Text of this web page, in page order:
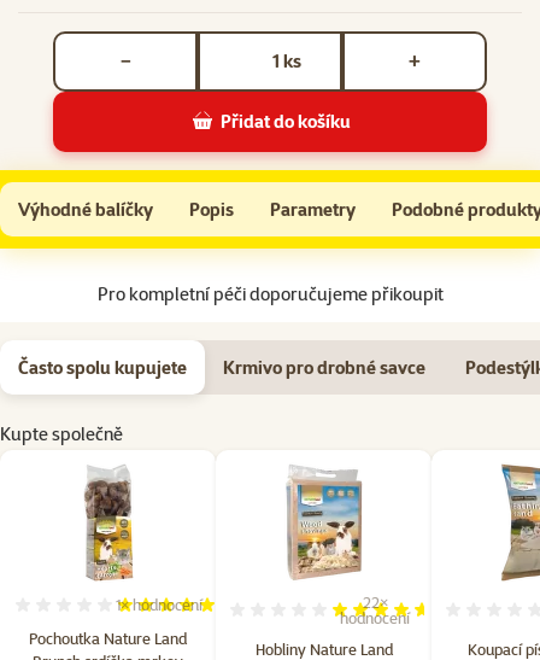
ks
− +
Přidat do košíku
Pochoutka Nature Land Brunch srdíčka mrkev 150g
Do košíku
Výhodné balíčky Popis Parametry Podobné
Na začátek stránky
Pro kompletní péči doporučujeme přikoupit
Často spolu kupujete Krmivo pro drobné savce
Kupte společně
Pochoutka Nature Land
Hodnocení 100%, počet hodnocení: 1
1×hodnocení
Hobliny Nature Land
Hodnocení 92%, počet
22×
hodnocení
Koupací